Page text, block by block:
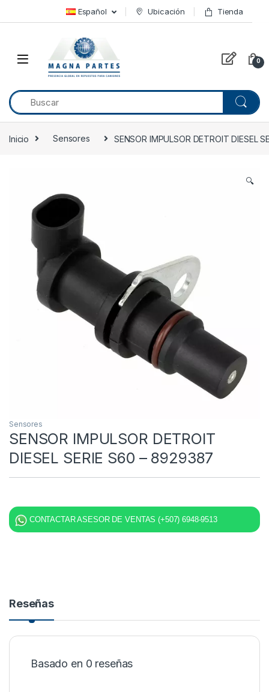
Skip to navigation Español Ubicación Tienda
0
Inicio Sensores SENSOR IMPULSOR DETROIT DIESEL
🔍
Sensores
SENSOR IMPULSOR DETROIT
DIESEL SERIE S60 – 8929387
CONTACTAR ASESOR DE VENTAS (+507) 6948-9513
Reseñas
Basado en 0 reseñas